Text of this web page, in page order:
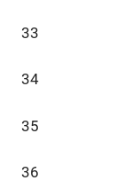
33
34
35
36